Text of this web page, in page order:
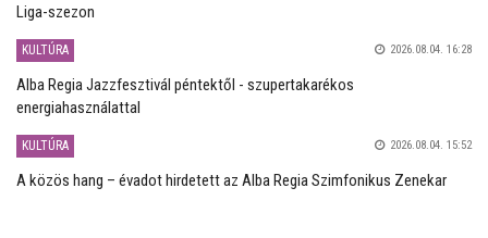
Liga-szezon
KULTÚRA 2026.08.04. 16:28
Alba Regia Jazzfesztivál péntektől - szupertakarékos
energiahasználattal
KULTÚRA 2026.08.04. 15:52
A közös hang – évadot hirdetett az Alba Regia Szimfonikus Zenekar